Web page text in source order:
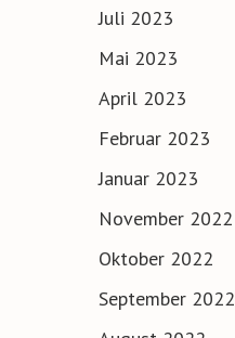
Juli 2023
Mai 2023
April 2023
Februar 2023
Januar 2023
November 2022
Oktober 2022
September 2022